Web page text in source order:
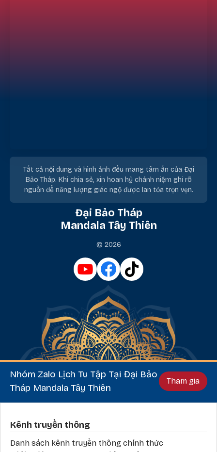
Tất cả nội dung và hình ảnh đều mang tâm ấn của Đại
Bảo Tháp. Khi chia sẻ, xin hoan hỷ chánh niệm ghi rõ
nguồn để năng lượng giác ngộ được lan tỏa trọn vẹn.
Đại Bảo Tháp
Mandala Tây Thiên
© 2026
Nhóm Zalo Lịch Tu Tập Tại Đại Bảo
Tháp Mandala Tây Thiên
Tham gia
Phần chân
Kênh truyền thông
Danh sách kênh truyền thông chính thức